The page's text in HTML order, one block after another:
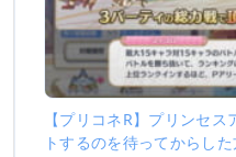
【プリコネR】プリンセ
トするのを待ってからし